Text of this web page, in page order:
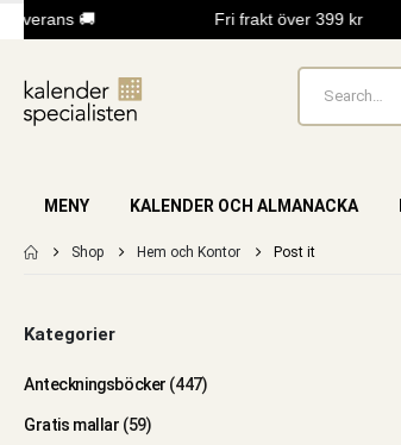
🚚 Fri frakt över 399 kr
MENY KALENDER OCH ALMANACKA
Shop Hem och Kontor Post it
Kategorier
Anteckningsböcker (447)
Gratis mallar (59)